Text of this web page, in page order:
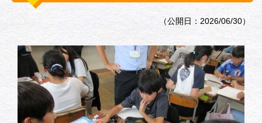
（公開日：2026/06/30）